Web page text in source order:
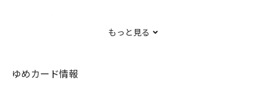
もっと見る
ゆめカード情報